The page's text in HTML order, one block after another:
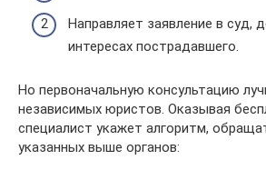
Направляет заявление в суд,
интересах пострадавшего.
Но первоначальную консультацию
независимых юристов. Оказывая
специалист укажет алгоритм,
указанных выше органов: